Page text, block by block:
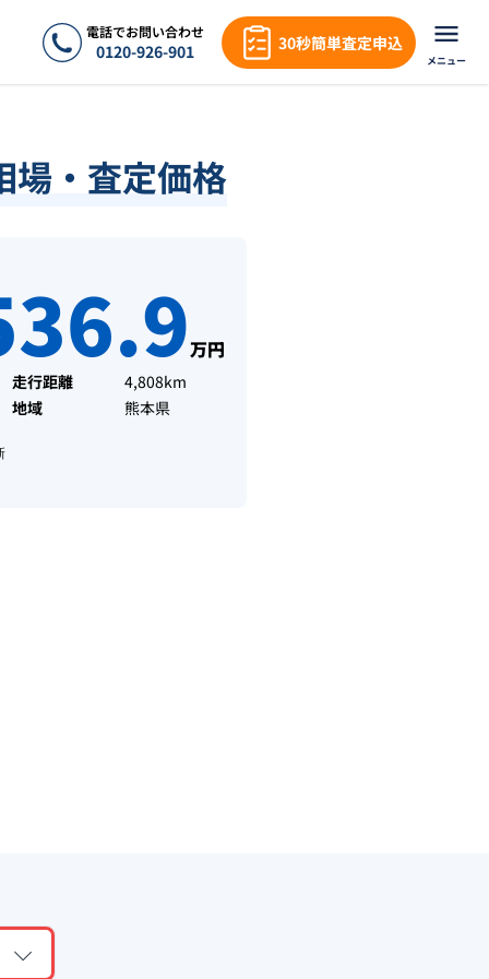
電話でお問い合わせ
0120-926-901 30秒簡単査定申込
メニュー
場・査定価格
万円
走行距離
4,808km
地域
熊本県